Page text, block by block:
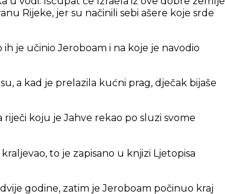
Rijeke, jer su načinili sebi ašere koje srde
je učinio Jeroboam i na koje je navodio
a kad je prelazila kućni prag, dječak bijaše
riječi koju je Jahve rekao po sluzi svome
to je zapisano u knjizi Ljetopisa
godine, zatim je Jeroboam počinuo kraj